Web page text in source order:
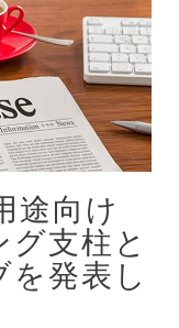
途向け
支柱と
発表し